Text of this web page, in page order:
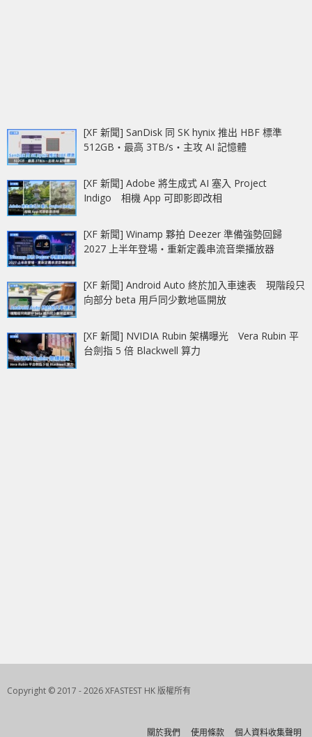
[XF 新聞] SanDisk 同 SK hynix 推出 HBF 標準
512GB‧最高 3TB/s‧主攻 AI 記憶體
[XF 新聞] Adobe 將生成式 AI 塞入 Project
Indigo 相機 App 可即影即改相
[XF 新聞] Winamp 夥拍 Deezer 準備強勢回歸
2027 上半年登場‧重新定義串流音樂播放器
[XF 新聞] Android Auto 終於加入車速表 現階段只
向部分 beta 用戶同少數地區開放
[XF 新聞] NVIDIA Rubin 架構曝光 Vera Rubin 平
台劍指 5 倍 Blackwell 算力
Copyright © 2017 - 2026 XFASTEST HK 版權所有
關於我們 使用條款 個人資料收集聲明